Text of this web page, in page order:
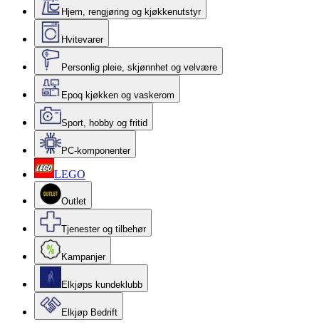
Hjem, rengjøring og kjøkkenutstyr
Hvitevarer
Personlig pleie, skjønnhet og velvære
Epoq kjøkken og vaskerom
Sport, hobby og fritid
PC-komponenter
LEGO
Outlet
Tjenester og tilbehør
Kampanjer
Elkjøps kundeklubb
Elkjøp Bedrift